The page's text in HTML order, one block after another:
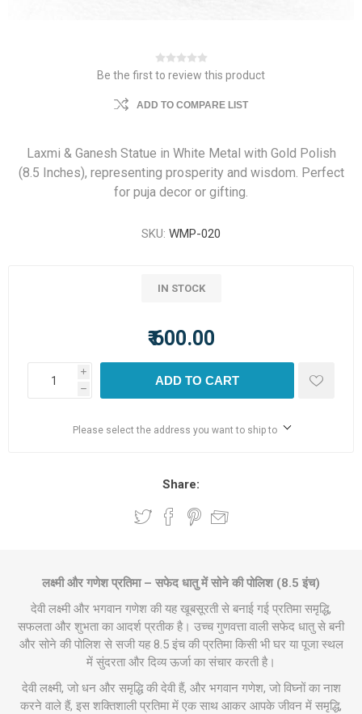
Be the first to review this product
ADD TO COMPARE LIST
Laxmi & Ganesh Statue in White Metal with Gold Polish
(8.5 Inches), representing prosperity and wisdom. Perfect
for puja decor or gifting.
SKU: WMP-020
IN STOCK
₹ 600.00
i
h
ADD TO CART
Please select the address you want to ship to
Share:
लक्ष्मी और गणेश प्रतिमा – सफेद धातु में सोने की पोलिश (8.5 इंच)
देवी लक्ष्मी और भगवान गणेश की यह खूबसूरती से बनाई गई प्रतिमा समृद्धि,
सफलता और शुभता का आदर्श प्रतीक है। उच्च गुणवत्ता वाली सफेद धातु से बनी
और सोने की पोलिश से सजी यह 8.5 इंच की प्रतिमा किसी भी घर या पूजा स्थल
में सुंदरता और दिव्य ऊर्जा का संचार करती है।
देवी लक्ष्मी, जो धन और समृद्धि की देवी हैं, और भगवान गणेश, जो विघ्नों का नाश
करने वाले हैं, इस शक्तिशाली प्रतिमा में एक साथ आकर आपके जीवन में समृद्धि,